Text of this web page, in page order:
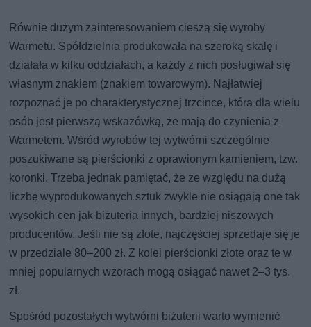
Równie dużym zainteresowaniem cieszą się wyroby
Warmetu. Spółdzielnia produkowała na szeroką skalę i
działała w kilku oddziałach, a każdy z nich posługiwał się
własnym znakiem (znakiem towarowym). Najłatwiej
rozpoznać je po charakterystycznej trzcince, która dla wielu
osób jest pierwszą wskazówką, że mają do czynienia z
Warmetem. Wśród wyrobów tej wytwórni szczególnie
poszukiwane są pierścionki z oprawionym kamieniem, tzw.
koronki. Trzeba jednak pamiętać, że ze względu na dużą
liczbę wyprodukowanych sztuk zwykle nie osiągają one tak
wysokich cen jak biżuteria innych, bardziej niszowych
producentów. Jeśli nie są złote, najczęściej sprzedaje się je
w przedziale 80–200 zł. Z kolei pierścionki złote oraz te w
mniej popularnych wzorach mogą osiągać nawet 2–3 tys.
zł.
Spośród pozostałych wytwórni biżuterii warto wymienić